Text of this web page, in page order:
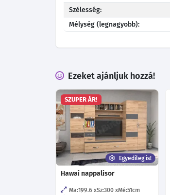
Szélesség:
Mélység (legnagyobb):
Ezeket ajánljuk hozzá!
SZUPER ÁR!
Egyedileg is!
Hawai nappalisor
Ma:199.6 Sz:300 Mé:51cm